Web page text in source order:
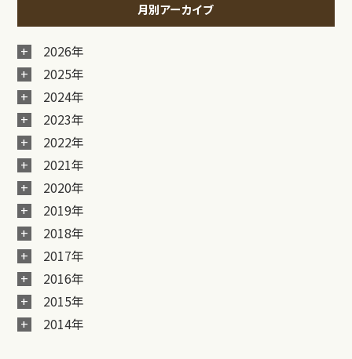
月別アーカイブ
2026年
2025年
2024年
2023年
2022年
2021年
2020年
2019年
2018年
2017年
2016年
2015年
2014年